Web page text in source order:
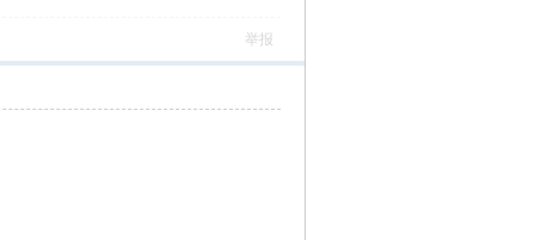
举报